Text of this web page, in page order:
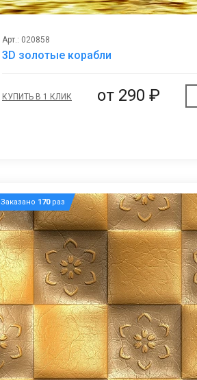
Арт.: 020858
3D золотые корабли
КУПИТЬ В 1 КЛИК от290 ₽
Заказано 170раз